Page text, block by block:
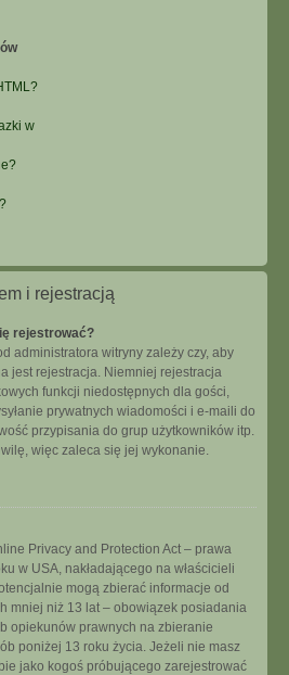
w
i rejestracją
rejestrować?
administratora witryny zależy czy, aby
jest rejestracja. Niemniej rejestracja
funkcji niedostępnych dla gości,
prywatnych wiadomości i e-maili do
przypisania do grup użytkowników itp.
więc zaleca się jej wykonanie.
Privacy and Protection Act – prawa
w USA, nakładającego na właścicieli
mogą zbierać informacje od
mniej niż 13 lat – obowiązek posiadania
opiekunów prawnych na zbieranie
poniżej 13 roku życia. Jeżeli nie masz
jako kogoś próbującego zarejestrować